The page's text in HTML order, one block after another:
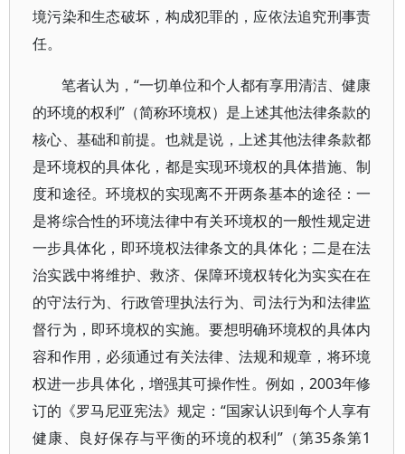
境污染和生态破坏，构成犯罪的，应依法追究刑事责
任。
笔者认为，“一切单位和个人都有享用清洁、健康
的环境的权利”（简称环境权）是上述其他法律条款的
核心、基础和前提。也就是说，上述其他法律条款都
是环境权的具体化，都是实现环境权的具体措施、制
度和途径。环境权的实现离不开两条基本的途径：一
是将综合性的环境法律中有关环境权的一般性规定进
一步具体化，即环境权法律条文的具体化；二是在法
治实践中将维护、救济、保障环境权转化为实实在在
的守法行为、行政管理执法行为、司法行为和法律监
督行为，即环境权的实施。要想明确环境权的具体内
容和作用，必须通过有关法律、法规和规章，将环境
权进一步具体化，增强其可操作性。例如，2003年修
订的《罗马尼亚宪法》规定：“国家认识到每个人享有
健康、良好保存与平衡的环境的权利”（第35条第1